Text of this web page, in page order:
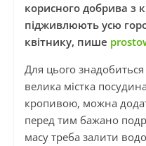
корисного добрива з
підживлюють усю
квітнику, пише
Для цього
велика містка
кропивою, можна
перед тим бажано
масу треба залити